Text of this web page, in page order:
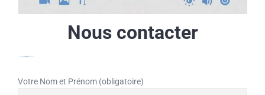
Nous contacter
Votre Nom et Prénom (obligatoire)